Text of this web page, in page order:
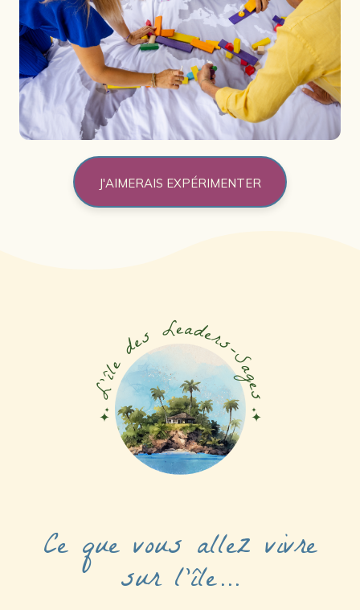
J'AIMERAIS EXPÉRIMENTER
Ce que vous allez vivre
sur l'île…